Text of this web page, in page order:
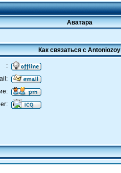
Аватара
Как связаться с Antoniozoy
: